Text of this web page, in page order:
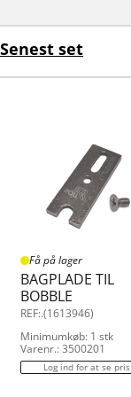
Senest set
Få på lager
BAGPLADE TIL
BOBBLE
REF:.(1613946)
Minimumkøb: 1 stk
Varenr.: 3500201
Log ind for at se pris